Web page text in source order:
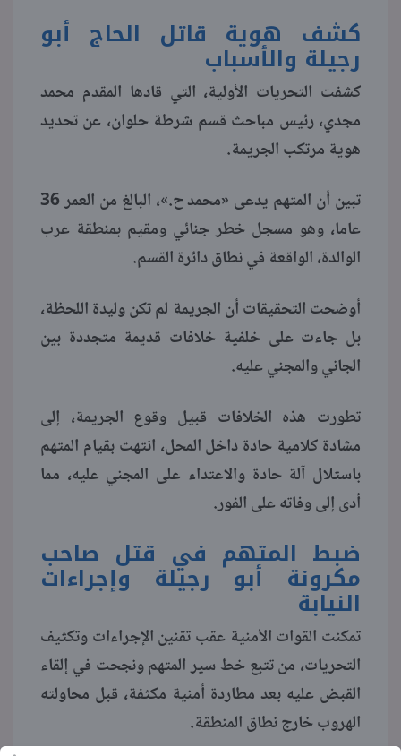
كشف هوية قاتل الحاج أبو
رجيلة والأسباب
كشفت التحريات الأولية، التي قادها المقدم محمد
مجدي، رئيس مباحث قسم شرطة حلوان، عن تحديد
هوية مرتكب الجريمة.
تبين أن المتهم يدعى «محمد ح.»، البالغ من العمر 36
عاما، وهو مسجل خطر جنائي ومقيم بمنطقة عرب
الوالدة، الواقعة في نطاق دائرة القسم.
أوضحت التحقيقات أن الجريمة لم تكن وليدة اللحظة،
بل جاءت على خلفية خلافات قديمة متجددة بين
الجاني والمجني عليه.
تطورت هذه الخلافات قبيل وقوع الجريمة، إلى
مشادة كلامية حادة داخل المحل، انتهت بقيام المتهم
باستلال آلة حادة والاعتداء على المجني عليه، مما
أدى إلى وفاته على الفور.
ضبط المتهم في قتل صاحب
مكرونة أبو رجيلة وإجراءات
النيابة
تمكنت القوات الأمنية عقب تقنين الإجراءات وتكثيف
التحريات، من تتبع خط سير المتهم ونجحت في إلقاء
القبض عليه بعد مطاردة أمنية مكثفة، قبل محاولته
الهروب خارج نطاق المنطقة.